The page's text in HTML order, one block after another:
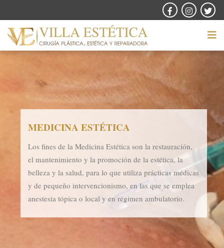
MEDICINA ESTÉTICA
Los fines de la Medicina Estética son la restauración,
el mantenimiento y la promoción de la estética, la
belleza y la salud, para lo que utiliza prácticas médicas
y de pequeño intervencionismo, en las que se emplea
anestesia tópica o local y en régimen ambulatorio.